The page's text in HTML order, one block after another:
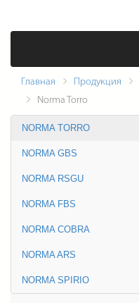
Главная Продукция
Norma Torro
NORMA TORRO
NORMA GBS
NORMA RSGU
NORMA FBS
NORMA COBRA
NORMA ARS
NORMA SPIRIO